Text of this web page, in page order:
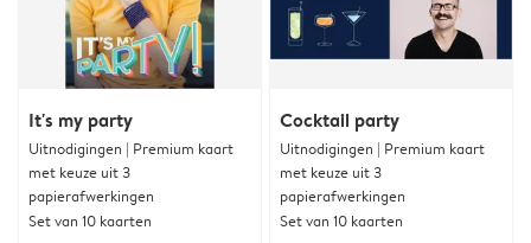
It's my party
Uitnodigingen | Premium kaart
met keuze uit 3
papierafwerkingen
Set van 10 kaarten
Cocktail party
Uitnodigingen | Premium kaart
met keuze uit 3
papierafwerkingen
Set van 10 kaarten